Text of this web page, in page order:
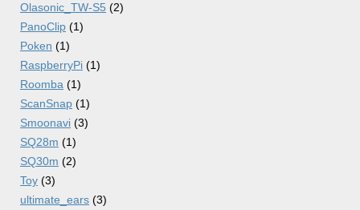
Olasonic_TW-S5 (2)
PanoClip (1)
Poken (1)
RaspberryPi (1)
Roomba (1)
ScanSnap (1)
Smoonavi (3)
SQ28m (1)
SQ30m (2)
Toy (3)
ultimate_ears (3)